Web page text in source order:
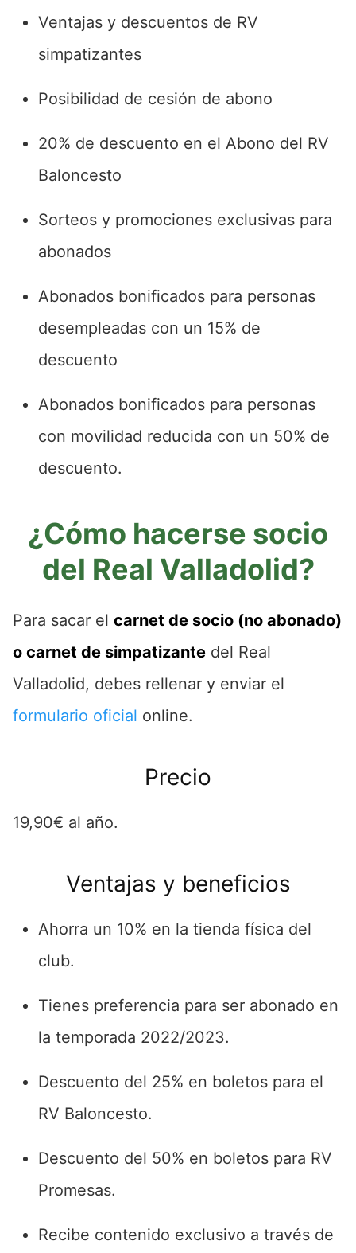
Ventajas y descuentos de RV
simpatizantes
Posibilidad de cesión de abono
20% de descuento en el Abono del RV
Baloncesto
Sorteos y promociones exclusivas para
abonados
Abonados bonificados para personas
desempleadas con un 15% de
descuento
Abonados bonificados para personas
con movilidad reducida con un 50% de
descuento.
¿Cómo hacerse socio
del Real Valladolid?
Para sacar el carnet de socio (no abonado)
o carnet de simpatizante del Real
Valladolid, debes rellenar y enviar el
formulario oficial online.
Precio
19,90€ al año.
Ventajas y beneficios
Ahorra un 10% en la tienda física del
club.
Tienes preferencia para ser abonado en
la temporada 2022/2023.
Descuento del 25% en boletos para el
RV Baloncesto.
Descuento del 50% en boletos para RV
Promesas.
Recibe contenido exclusivo a través de